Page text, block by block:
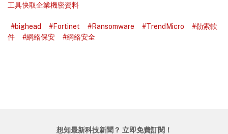
工具快取企業機密資料
#bighead #Fortinet #Ransomware #TrendMicro
#勒索軟
件
#網絡保安 #網絡安全
想知最新科技新聞？ 立即免費訂閱！